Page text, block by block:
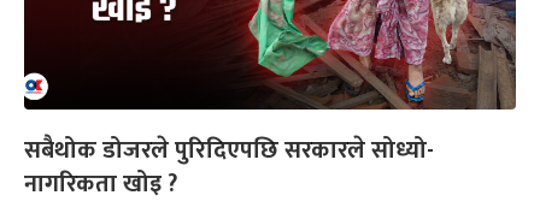
सबैथोक डोजरले पुरिदिएपछि सरकारले सोध्यो-
नागरिकता खोइ ?